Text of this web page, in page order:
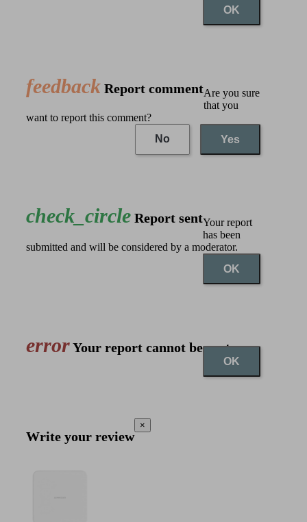
OK
feedback Report commentAre you sure
that you
want to report this comment?
No
Yes
check_circle Report sentYour report
has been
submitted and will be considered by a moderator.
OK
errorYour report cannot be sent
OK
Write your review
×